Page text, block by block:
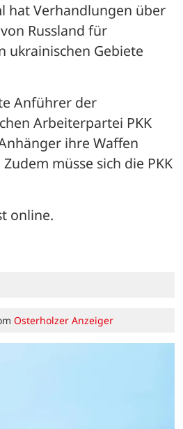
hat Verhandlungen über
Russland für
ukrainischen Gebiete
Anführer der
Arbeiterpartei PKK
ihre Waffen
müsse sich die PKK
online.
Osterholzer Anzeiger